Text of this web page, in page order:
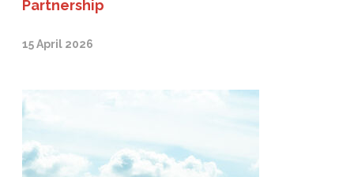
Partnership
15 April 2026